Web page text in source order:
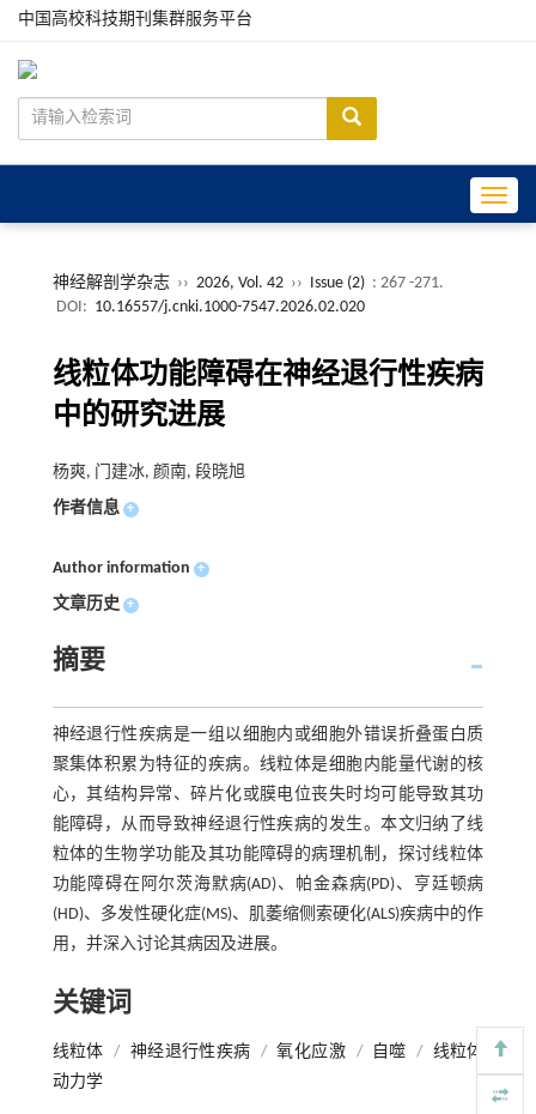
中国高校科技期刊集群服务平台
神经解剖学杂志 ›› 2026, Vol. 42 ›› Issue (2) : 267 -271.
DOI: 10.16557/j.cnki.1000-7547.2026.02.020
线粒体功能障碍在神经退行性疾病
中的研究进展
杨爽, 门建冰, 颜南, 段晓旭
作者信息 +
Author information +
文章历史 +
摘要
神经退行性疾病是一组以细胞内或细胞外错误折叠蛋白质
聚集体积累为特征的疾病。线粒体是细胞内能量代谢的核
心，其结构异常、碎片化或膜电位丧失时均可能导致其功
能障碍，从而导致神经退行性疾病的发生。本文归纳了线
粒体的生物学功能及其功能障碍的病理机制，探讨线粒体
功能障碍在阿尔茨海默病(AD)、帕金森病(PD)、亨廷顿病
(HD)、多发性硬化症(MS)、肌萎缩侧索硬化(ALS)疾病中的作
用，并深入讨论其病因及进展。
关键词
线粒体 / 神经退行性疾病 / 氧化应激 / 自噬 / 线粒体
动力学